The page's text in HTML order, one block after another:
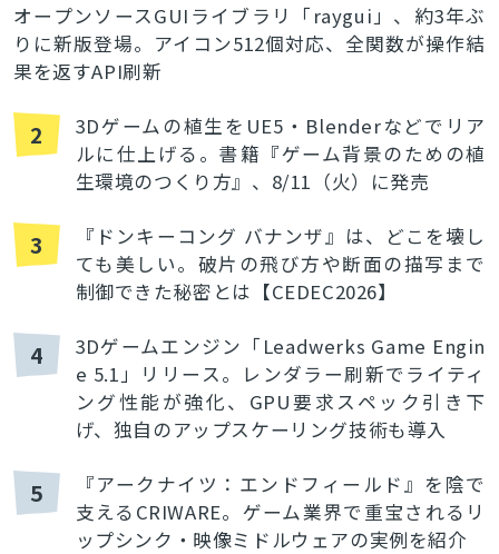
オープンソースGUIライブラリ「raygui」、約3年ぶ
りに新版登場。アイコン512個対応、全関数が操作結
果を返すAPI刷新
2
3Dゲームの植生をUE5・Blenderなどでリア
ルに仕上げる。書籍『ゲーム背景のための植
生環境のつくり方』、8/11（火）に発売
3
『ドンキーコング バナンザ』は、どこを壊し
ても美しい。破片の飛び方や断面の描写まで
制御できた秘密とは【CEDEC2026】
4
3Dゲームエンジン「Leadwerks Game Engin
e 5.1」リリース。レンダラー刷新でライティ
ング性能が強化、GPU要求スペック引き下
げ、独自のアップスケーリング技術も導入
5
『アークナイツ：エンドフィールド』を陰で
支えるCRIWARE。ゲーム業界で重宝されるリ
ップシンク・映像ミドルウェアの実例を紹介